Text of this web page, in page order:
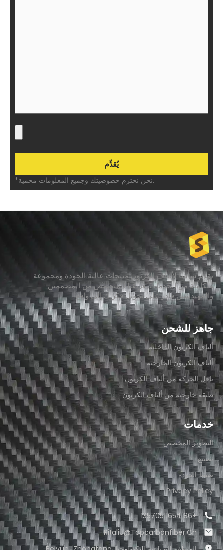
*نحن نحترم خصوصيتك وجميع المعلومات محمية.
تقدم شاشا لألياف الكربون منتجات عالية الجودة ومجموعة
متكاملة من الخدمات. فريقنا المتخصص من المصممين
والمهندسين قادر على تحويل فكرتك إلى واقع.
جاهز للشحن
ألياف الكربون الداخلية
ألياف الكربون الخارجية
ناقل الحركة من ألياف الكربون
طبقة خارجية من ألياف الكربون
خدمات
التطوير المخصص
تصنيع
ضبط الجودة
Privacy Policy
+86 13570511654
Ritaliu@topcarbonfiber.cn